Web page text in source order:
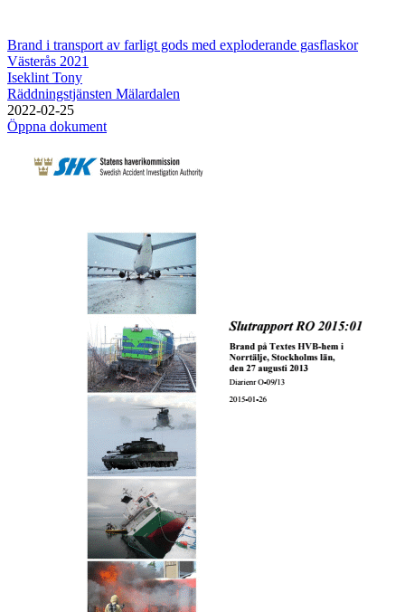
Brand i transport av farligt gods med exploderande gasflaskor
Västerås 2021
Iseklint Tony
Räddningstjänsten Mälardalen
2022-02-25
Öppna dokument